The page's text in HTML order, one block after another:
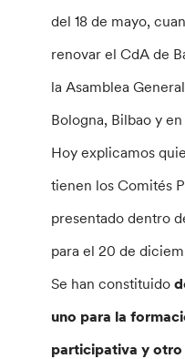
del 18 de mayo,
renovar el CdA de
la Asamblea
Bologna, Bilbao y
Hoy explicamos
tienen los Comités
presentado dentro
para el 20 de
Se han constituido
uno para la
participativa y otro